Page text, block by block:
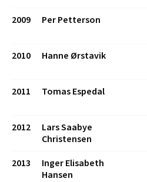
2009 Per Petterson
2010 Hanne Ørstavik
2011 Tomas Espedal
2012
Lars Saabye
Christensen
2013
Inger Elisabeth
Hansen